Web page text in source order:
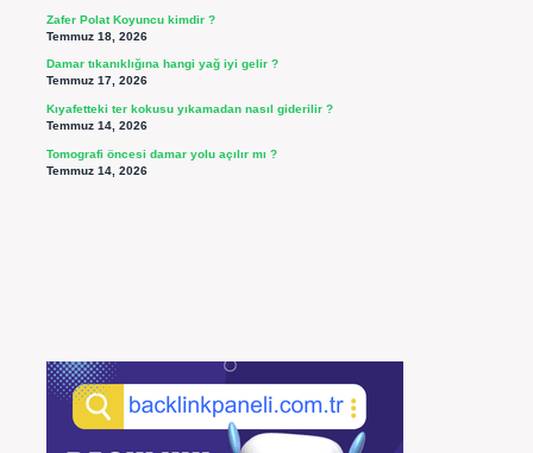
Zafer Polat Koyuncu kimdir ?
Temmuz 18, 2026
Damar tıkanıklığına hangi yağ iyi gelir ?
Temmuz 17, 2026
Kıyafetteki ter kokusu yıkamadan nasıl giderilir ?
Temmuz 14, 2026
Tomografi öncesi damar yolu açılır mı ?
Temmuz 14, 2026